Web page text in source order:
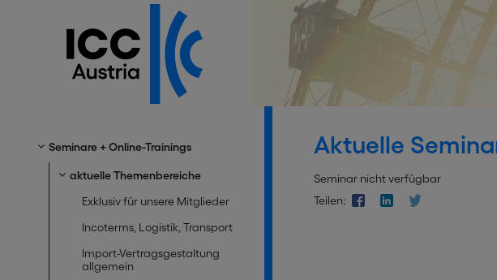
Seminare + Online-Trainings
aktuelle Themenbereiche
Exklusiv für unsere Mitglieder
Incoterms, Logistik, Transport
Import-Vertragsgestaltung
allgemein
Aktuelle
Seminar nicht verfügbar
Teilen: